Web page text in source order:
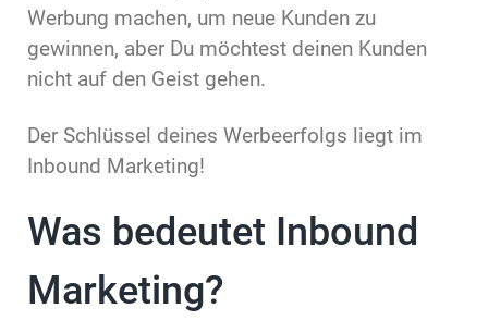
Werbung machen, um neue Kunden zu
gewinnen, aber Du möchtest deinen Kunden
nicht auf den Geist gehen.
Der Schlüssel deines Werbeerfolgs liegt im
Inbound Marketing!
Was bedeutet Inbound
Marketing?